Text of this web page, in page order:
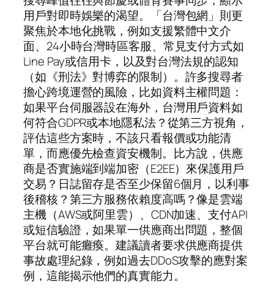
用戶對即時娛樂的渴望。「台灣包網」則更
聚焦於本地化挑戰，例如支援繁體中文介
面、24小時台灣時區客服、常見支付方式如
Line Pay或信用卡，以及對台灣法規的認知
（如《刑法》對博弈的限制）。許多搜尋者
擔心跨境運營的風險，比如資料主權問題：
如果平台伺服器設在海外，台灣用戶資料如
何符合GDPR或本地隱私法？從第三方視角，
評估這些方案時，不該只看報價或功能清
單，而應優先檢查資安機制。比方說，供應
商是否實施端到端加密（E2EE）來保護用戶
交易？日誌留存是否至少保留6個月，以利事
後稽核？第三方服務依賴度高嗎？像是雲端
主機（AWS或阿里雲）、CDN加速、支付API
或短信驗證，如果單一供應商出問題，整個
平台就可能癱瘓。建議讀者要求供應商提供
事故處理紀錄，例如過去DDoS攻擊的應對案
例，這能揭示他們的真實能力。